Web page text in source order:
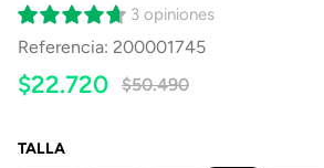
3 opiniones
Referencia: 200001745
$22.720 $50.490
TALLA